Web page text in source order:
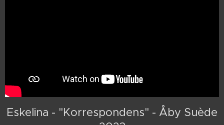
Eskelina - "Korrespondens" - Åby Suède